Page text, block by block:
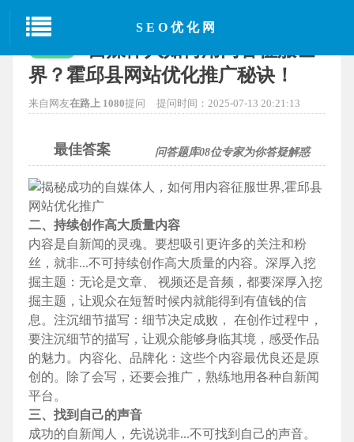
SEO优化网
当前位置：
界？霍邱县网站优化推广秘诀！
来自网友在路上 1080提问 提问时间：2025-07-13 20:21:13
最佳答案 问答题库08位专家为你答疑解惑
二、持续创作高大质量内容
内容是自新闻的灵魂。要想吸引更许多的关注和粉
丝，就非...不可持续创作高大质量的内容。深厚入挖
掘主题：无论是文章、 视频还是音频，都要深厚入挖
掘主题，让观众在短暂时候内就能得到有值钱的信
息。注沉细节描写：细节决定成败， 在创作过程中，
要注沉细节的描写，让观众能够身临其境，感受作品
的魅力。内容化、品牌化：这些个内容最优良还是原
创的。除了会写，还要会推广，熟练地用各种自新闻
平台。
三、找到自己的声音
成功的自新闻人，先说说非...不可找到自己的声音。